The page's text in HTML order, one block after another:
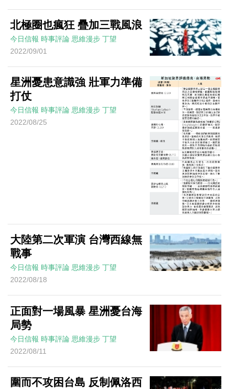
北極圈也瘋狂 疊加三戰風浪
今日信報 時事評論 思維漫步 丁望
2022/09/01
星洲憂患意識強 壯軍力準備
打仗
今日信報 時事評論 思維漫步 丁望
2022/08/25
大陸第二次軍演 台灣西線無
戰事
今日信報 時事評論 思維漫步 丁望
2022/08/18
正面對一場風暴 星洲憂台海
局勢
今日信報 時事評論 思維漫步 丁望
2022/08/11
圍而不攻困台島 反制佩洛西